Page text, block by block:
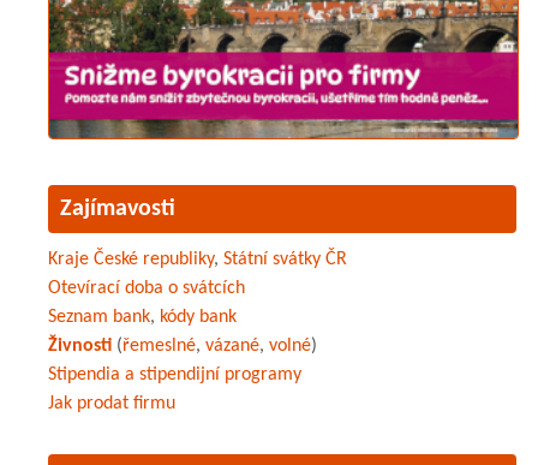
Zajímavosti
Kraje České republiky, Státní svátky ČR
Otevírací doba o svátcích
Seznam bank, kódy bank
Živnosti (řemeslné, vázané, volné)
Stipendia a stipendijní programy
Jak prodat firmu